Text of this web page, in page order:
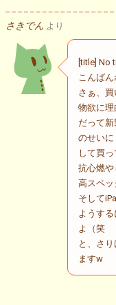
さきでん より
[title] No
こんば
さぁ、
物欲に
だって
のせいに
して買
抗心燃や
高スペ
そして
ようす
よ（笑
と、さ
ますw